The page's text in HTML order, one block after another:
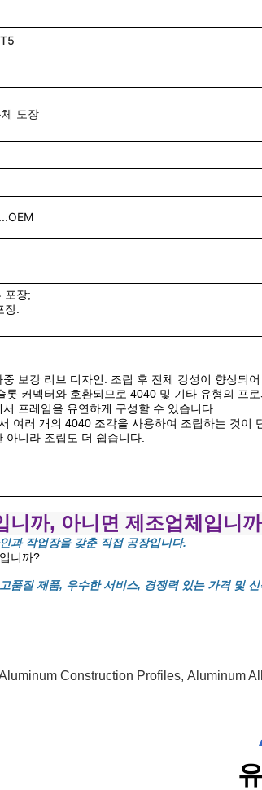
도장
OEM
포장;
.
보강 리브 디자인. 조립 후 전체 강성이 향상되
롯 커넥터와 호환되므로 4040 및 기타 유형의 프
프레임을 유연하게 구성할 수 있습니다.
여러 개의 4040 조각을 사용하여 조립하는 것이
아니라 조립도 더 쉽습니다.
니까, 아니면 제조업체입니
과 작업장을 갖춘 직접 공장입니다.
니까?
품질 제품, 우수한 서비스, 경쟁력 있는 가격 및
Construction Profiles, Aluminum